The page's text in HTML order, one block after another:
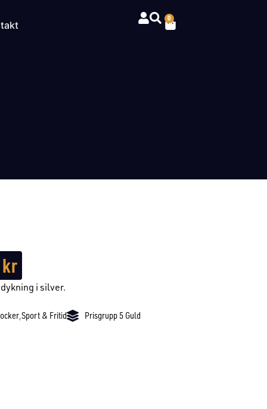
0
kr
i silver.
,Sport & Fritid Prisgrupp 5 Guld